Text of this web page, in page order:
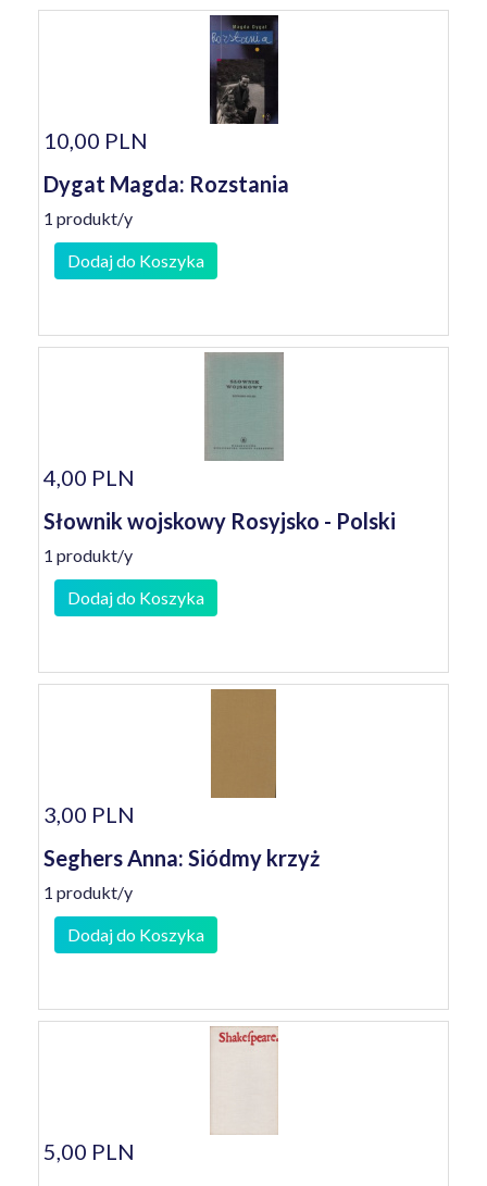
10,00 PLN
Dygat Magda: Rozstania
1 produkt/y
Dodaj do Koszyka
4,00 PLN
Słownik wojskowy Rosyjsko - Polski
1 produkt/y
Dodaj do Koszyka
3,00 PLN
Seghers Anna: Siódmy krzyż
1 produkt/y
Dodaj do Koszyka
5,00 PLN